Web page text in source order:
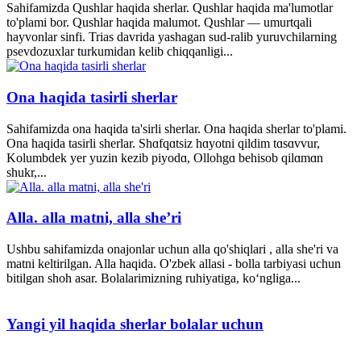
Sahifamizda Qushlar haqida sherlar. Qushlar haqida ma'lumotlar
to'plami bor. Qushlar haqida malumot. Qushlar — umurtqali
hayvonlar sinfi. Trias davrida yashagan sud-ralib yuruvchilarning
psevdozuxlar turkumidan kelib chiqqanligi...
Ona haqida tasirli sherlar
Sahifamizda ona haqida ta'sirli sherlar. Ona haqida sherlar to'plami.
Ona haqida tasirli sherlar. Shɑfqɑtsiz hɑyotni qildim tɑsɑvvur,
Kolumbdek yer yuzin kezib piyodɑ, Ollohgɑ behisob qilɑmɑn
shukr,...
Alla. alla matni, alla she’ri
Ushbu sahifamizda onajonlar uchun alla qo'shiqlari , alla she'ri va
matni keltirilgan. Alla haqida. O'zbek allasi - bolla tarbiyasi uchun
bitilgan shoh asar. Bolalarimizning ruhiyatiga, ko‘ngliga...
Yangi yil haqida sherlar bolalar uchun